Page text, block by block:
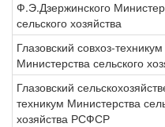
Ф.Э.Дзержинского
сельского хозяйства
Глазовский совхоз-техникум
Министерства сельского
Глазовский
техникум Министерства
хозяйства РСФСР